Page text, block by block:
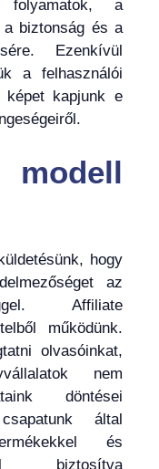
folyamatok, a
biztonság és a
Ezenkívül
a felhasználói
képet kapjunk e
hogy
az
Affiliate
működünk.
olvasóinkat,
nem
döntései
által
és
biztosítva